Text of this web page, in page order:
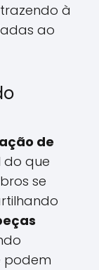
à
ao
de
do que
se
podem